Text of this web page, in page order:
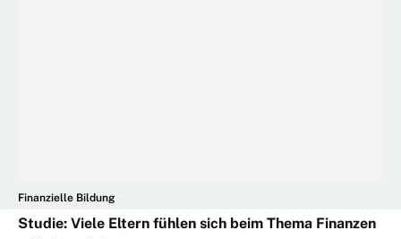
Finanzielle Bildung
Studie: Viele Eltern fühlen sich beim Thema Finanzen